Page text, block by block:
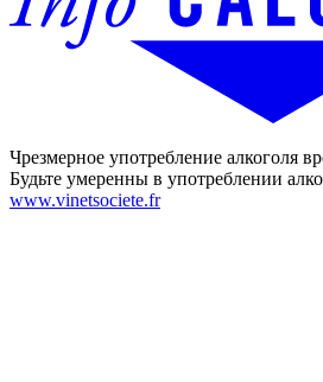
Чрезмерное употребление алкоголя
Будьте умеренны в употреблении
www.vinetsociete.fr